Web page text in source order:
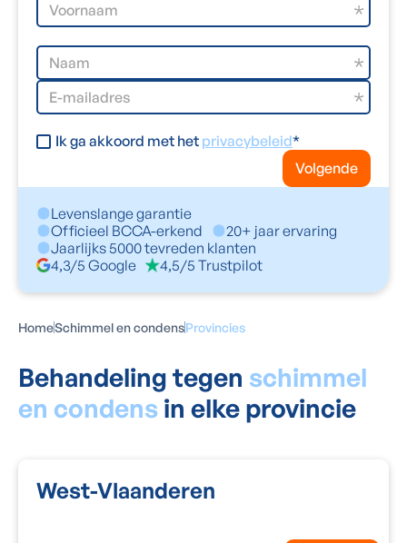
Ik ga akkoord met het privacybeleid*
Volgende
Levenslange garantie
Officieel BCCA-erkend
20+ jaar ervaring
Jaarlijks 5000 tevreden klanten
4,3/5 Google
4,5/5 Trustpilot
HomeSchimmel en condensProvincies
Behandeling tegen schimmel
en condens in elke provincie
West-Vlaanderen